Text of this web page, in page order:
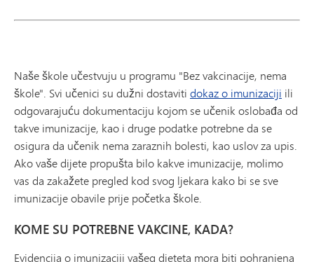
Naše škole učestvuju u programu "Bez vakcinacije, nema
škole". Svi učenici su dužni dostaviti dokaz o imunizaciji ili
odgovarajuću dokumentaciju kojom se učenik oslobađa od
takve imunizacije, kao i druge podatke potrebne da se
osigura da učenik nema zaraznih bolesti, kao uslov za upis.
Ako vaše dijete propušta bilo kakve imunizacije, molimo
vas da zakažete pregled kod svog ljekara kako bi se sve
imunizacije obavile prije početka škole.
KOME SU POTREBNE VAKCINE, KADA?
Evidencija o imunizaciji vašeg djeteta mora biti pohranjena